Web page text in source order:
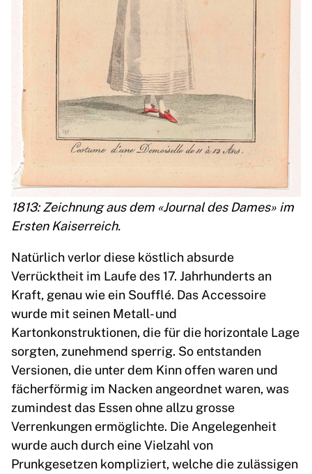
1813: Zeichnung aus dem «Journal des Dames» im
Ersten Kaiserreich.
Natürlich verlor diese köstlich absurde
Verrücktheit im Laufe des 17. Jahrhunderts an
Kraft, genau wie ein Soufflé. Das Accessoire
wurde mit seinen Metall- und
Kartonkonstruktionen, die für die horizontale Lage
sorgten, zunehmend sperrig. So entstanden
Versionen, die unter dem Kinn offen waren und
fächerförmig im Nacken angeordnet waren, was
zumindest das Essen ohne allzu grosse
Verrenkungen ermöglichte. Die Angelegenheit
wurde auch durch eine Vielzahl von
Prunkgesetzen kompliziert, welche die zulässigen